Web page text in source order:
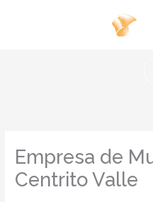
Empresa de
Centrito Valle